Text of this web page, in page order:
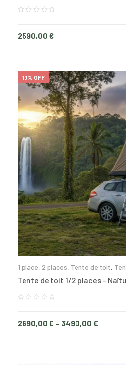
2590,00 €
10% OFF
1 place, 2 places, Tente de toit,
Tente de toit 1/2 places –
2690,00 € – 3490,00 €